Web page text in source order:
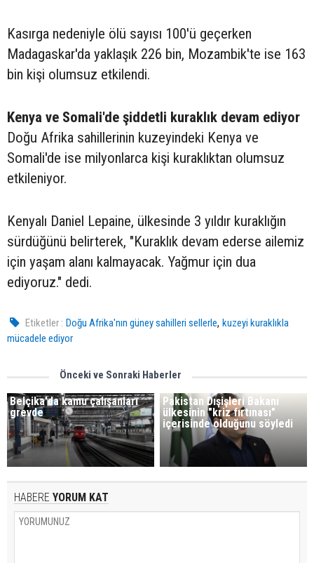
Kasırga nedeniyle ölü sayısı 100'ü geçerken
Madagaskar'da yaklaşık 226 bin, Mozambik'te ise 163
bin kişi olumsuz etkilendi.
Kenya ve Somali'de şiddetli kuraklık devam ediyor
Doğu Afrika sahillerinin kuzeyindeki Kenya ve
Somali'de ise milyonlarca kişi kuraklıktan olumsuz
etkileniyor.
Kenyalı Daniel Lepaine, ülkesinde 3 yıldır kuraklığın
sürdüğünü belirterek, "Kuraklık devam ederse ailemiz
için yaşam alanı kalmayacak. Yağmur için dua
ediyoruz." dedi.
Etiketler : Doğu Afrika'nın güney sahilleri sellerle,kuzeyi kuraklıkla
mücadele ediyor
Önceki ve Sonraki Haberler
Belçika'da kamu çalışanları
grevde
Pakistan Dışişleri Bakanı
ülkesinin "kriz fırtınası"
içerisinde olduğunu söyledi
HABERE YORUM KAT